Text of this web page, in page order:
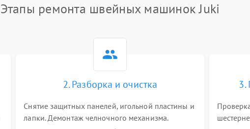
Этапы ремонта швейных машинок Juki
2. Разборка и очистка
Снятие защитных панелей, игольной пластины и
лапки. Демонтаж челночного механизма.
3.